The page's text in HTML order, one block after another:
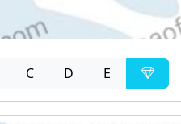
C D E